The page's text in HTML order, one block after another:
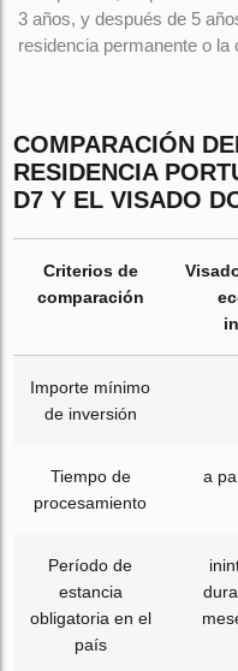
3 años, y después de 5
residencia permanente o la
COMPARACIÓN
RESIDENCIA
D7 Y EL VISADO
Criterios de
comparación
Importe mínimo
de inversión
Tiempo de
procesamiento
a
Período de
estancia
obligatoria en el
país